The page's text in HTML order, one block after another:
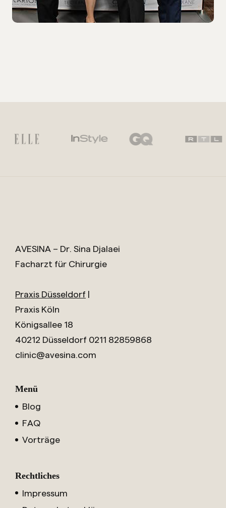
AVESINA – Dr. Sina Djalaei
Facharzt für Chirurgie
Praxis Düsseldorf |
Praxis Köln
Königsallee 18
40212 Düsseldorf 0211 82859868
clinic@avesina.com
Menü
Blog
FAQ
Vorträge
Rechtliches
Impressum